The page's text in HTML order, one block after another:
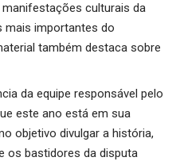
culturais da
mais importantes do
também destaca sobre
da equipe responsável pelo
este ano está em sua
objetivo divulgar a história,
os bastidores da disputa